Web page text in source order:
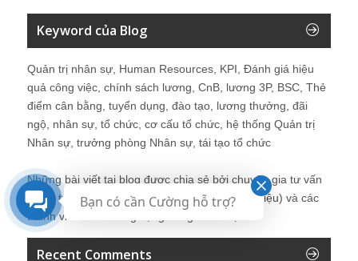
Keyword của Blog
Quản trị nhân sự, Human Resources, KPI, Đánh giá hiệu
quả công việc, chính sách lương, CnB, lương 3P, BSC, Thẻ
điểm cân bằng, tuyển dụng, đào tạo, lương thưởng, đãi
ngộ, nhân sự, tổ chức, cơ cấu tổ chức, hệ thống Quản trị
Nhân sự, trưởng phòng Nhân sự, tái tạo tổ chức
Những bài viết tại blog được chia sẻ bởi chuyên gia tư vấn
Quản trị Nhân sự Nguyễn Hùng Cường (giới thiệu) và các
thành viên khác trong cộng đồng Nhân sự.
Recent Comments
Bạn có cần Cường hỗ trợ?